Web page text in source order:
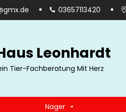
03657113420
Leonhardt
Tier-Fachberatung Mit Herz
Nager